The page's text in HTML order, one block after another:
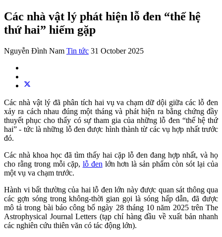
Các nhà vật lý phát hiện lỗ đen “thế hệ
thứ hai” hiếm gặp
Nguyễn Đình Nam Tin tức 31 October 2025
Các nhà vật lý đã phân tích hai vụ va chạm dữ dội giữa các lỗ đen
xảy ra cách nhau đúng một tháng và phát hiện ra bằng chứng đầy
thuyết phục cho thấy có sự tham gia của những lỗ đen “thế hệ thứ
hai” - tức là những lỗ đen được hình thành từ các vụ hợp nhất trước
đó.
Các nhà khoa học đã tìm thấy hai cặp lỗ đen đang hợp nhất, và họ
cho rằng trong mỗi cặp, lỗ đen lớn hơn là sản phẩm còn sót lại của
một vụ va chạm trước.
Hành vi bất thường của hai lỗ đen lớn này được quan sát thông qua
các gợn sóng trong không-thời gian gọi là sóng hấp dẫn, đã được
mô tả trong bài báo công bố ngày 28 tháng 10 năm 2025 trên The
Astrophysical Journal Letters (tạp chí hàng đầu về xuất bản nhanh
các nghiên cứu thiên văn có tác động lớn).